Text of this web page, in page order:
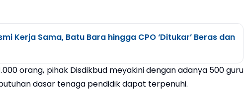
Kerja Sama, Batu Bara hingga CPO ‘Ditukar’ Beras dan
orang, pihak Disdikbud meyakini dengan adanya 500 guru
dasar tenaga pendidik dapat terpenuhi.